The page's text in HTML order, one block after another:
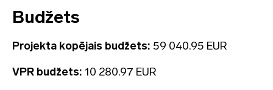
Budžets
Projekta kopējais budžets: 59 040.95 EUR
VPR budžets: 10 280.97 EUR